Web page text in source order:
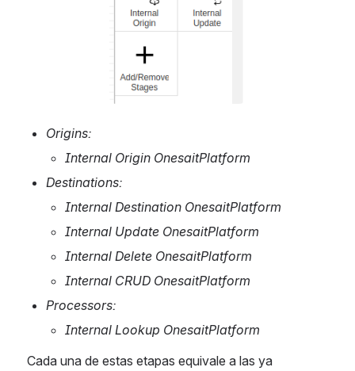
Origins:
Internal Origin OnesaitPlatform
Destinations:
Internal Destination OnesaitPlatform
Internal Update OnesaitPlatform
Internal Delete OnesaitPlatform
Internal CRUD OnesaitPlatform
Processors:
Internal Lookup OnesaitPlatform
Cada una de estas etapas equivale a las ya